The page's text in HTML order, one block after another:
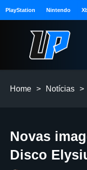
PlayStation Nintendo
Home > Notícias >
Novas
Disco